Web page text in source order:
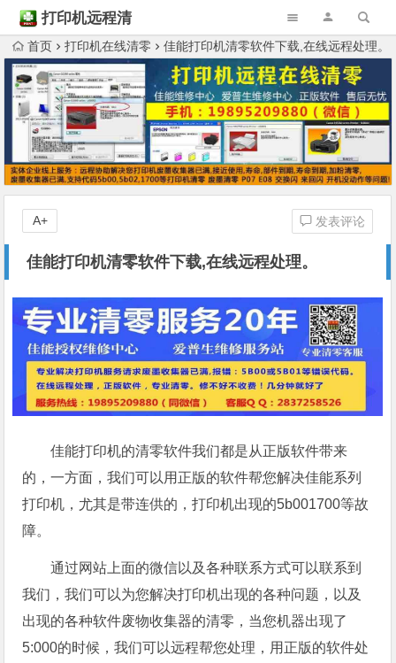
打印机远程清
零首页 打印机在线清零 佳能打印机清零软件下载,在线远程处理。
佳能打印机清零软件下载,在线远程处理。
发表评论
A+
佳能打印机的清零软件我们都是从正版软件带来
的，一方面，我们可以用正版的软件帮您解决佳能系列
打印机，尤其是带连供的，打印机出现的5b001700等故
障。
通过网站上面的微信以及各种联系方式可以联系到
我们，我们可以为您解决打印机出现的各种问题，以及
出现的各种软件废物收集器的清零，当您机器出现了
5:000的时候，我们可以远程帮您处理，用正版的软件处